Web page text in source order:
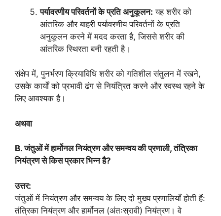
पर्यावरणीय परिवर्तनों के प्रति अनुकूलन: यह शरीर को
आंतरिक और बाहरी पर्यावरणीय परिवर्तनों के प्रति
अनुकूलन करने में मदद करता है, जिससे शरीर की
आंतरिक स्थिरता बनी रहती है।
संक्षेप में, पुनर्भरण क्रियाविधि शरीर को गतिशील संतुलन में रखने,
उसके कार्यों को प्रभावी ढंग से नियंत्रित करने और स्वस्थ रहने के
लिए आवश्यक है।
अथवा
B. जंतुओं में हार्मोनल नियंत्रण और समन्वय की प्रणाली, तंत्रिका
नियंत्रण से किस प्रकार भिन्न है?
उत्तर:
जंतुओं में नियंत्रण और समन्वय के लिए दो मुख्य प्रणालियाँ होती हैं:
तंत्रिका नियंत्रण और हार्मोनल (अंतःस्रावी) नियंत्रण। वे